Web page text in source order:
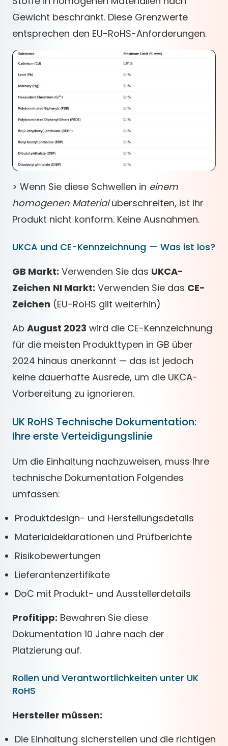
Gewicht beschränkt. Diese Grenzwerte
entsprechen den EU-RoHS-Anforderungen.
> Wenn Sie diese Schwellen in einem
homogenen Materialüberschreiten, ist Ihr
Produkt nicht konform. Keine Ausnahmen.
UKCA und CE-Kennzeichnung — Was ist los?
GB Markt: Verwenden Sie das UKCA-
Zeichen NI Markt: Verwenden Sie das CE-
Zeichen (EU-RoHS gilt weiterhin)
Ab August 2023 wird die CE-Kennzeichnung
für die meisten Produkttypen in GB über
2024 hinaus anerkannt — das ist jedoch
keine dauerhafte Ausrede, um die UKCA-
Vorbereitung zu ignorieren.
UK RoHS Technische Dokumentation:
Ihre erste Verteidigungslinie
Um die Einhaltung nachzuweisen, muss Ihre
technische Dokumentation Folgendes
umfassen:
Produktdesign- und Herstellungsdetails
Materialdeklarationen und Prüfberichte
Risikobewertungen
Lieferantenzertifikate
DoC mit Produkt- und Ausstellerdetails
Profitipp: Bewahren Sie diese
Dokumentation 10 Jahre nach der
Platzierung auf.
Rollen und Verantwortlichkeiten unter UK
RoHS
Hersteller müssen:
Die Einhaltung sicherstellen und die richtigen